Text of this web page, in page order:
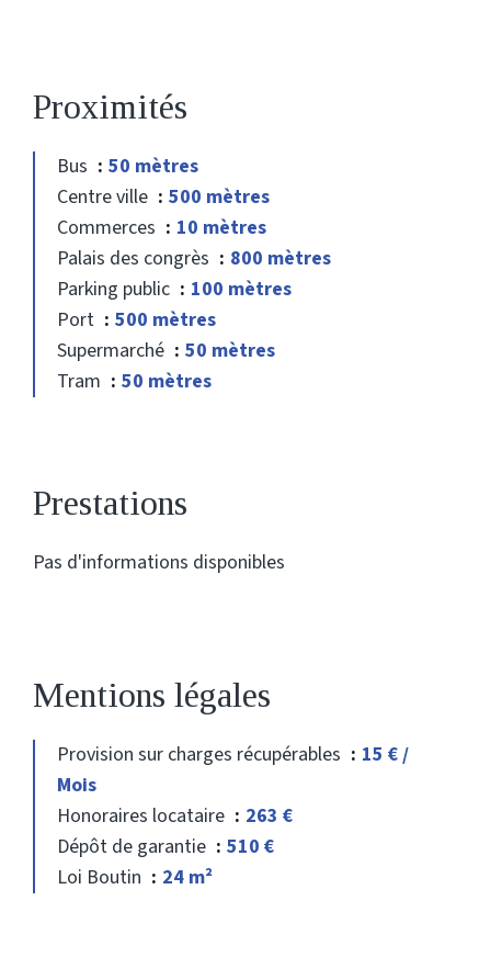
Proximités
Bus
50 mètres
Centre ville
500 mètres
Commerces
10 mètres
Palais des congrès
800 mètres
Parking public
100 mètres
Port
500 mètres
Supermarché
50 mètres
Tram
50 mètres
Prestations
Pas d'informations disponibles
Mentions légales
Provision sur charges récupérables
15 € /
Mois
Honoraires locataire
263 €
Dépôt de garantie
510 €
Loi Boutin
24 m²